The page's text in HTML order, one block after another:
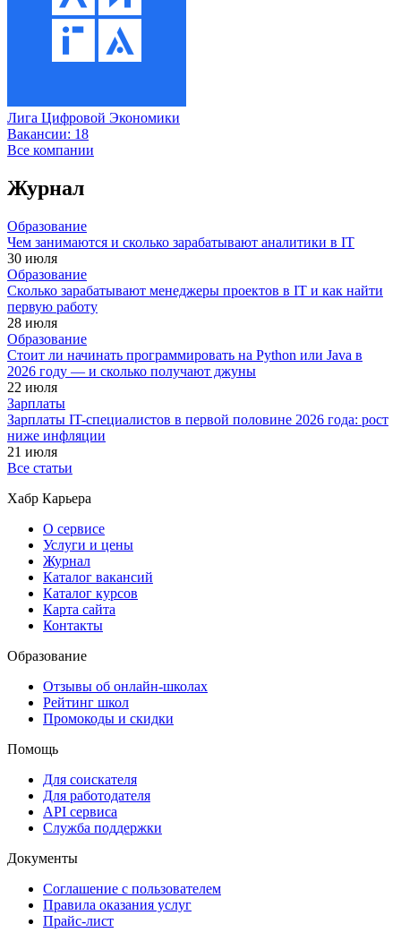
Лига Цифровой Экономики
Вакансии: 18
Все компании
Журнал
Образование
Чем занимаются и сколько зарабатывают аналитики в IT
30 июля
Образование
Сколько зарабатывают менеджеры проектов в IT и как найти
первую работу
28 июля
Образование
Стоит ли начинать программировать на Python или Java в
2026 году — и сколько получают джуны
22 июля
Зарплаты
Зарплаты IT-специалистов в первой половине 2026 года: рост
ниже инфляции
21 июля
Все статьи
Хабр Карьера
О сервисе
Услуги и цены
Журнал
Каталог вакансий
Каталог курсов
Карта сайта
Контакты
Образование
Отзывы об онлайн-школах
Рейтинг школ
Промокоды и скидки
Помощь
Для соискателя
Для работодателя
API сервиса
Служба поддержки
Документы
Соглашение с пользователем
Правила оказания услуг
Прайс-лист